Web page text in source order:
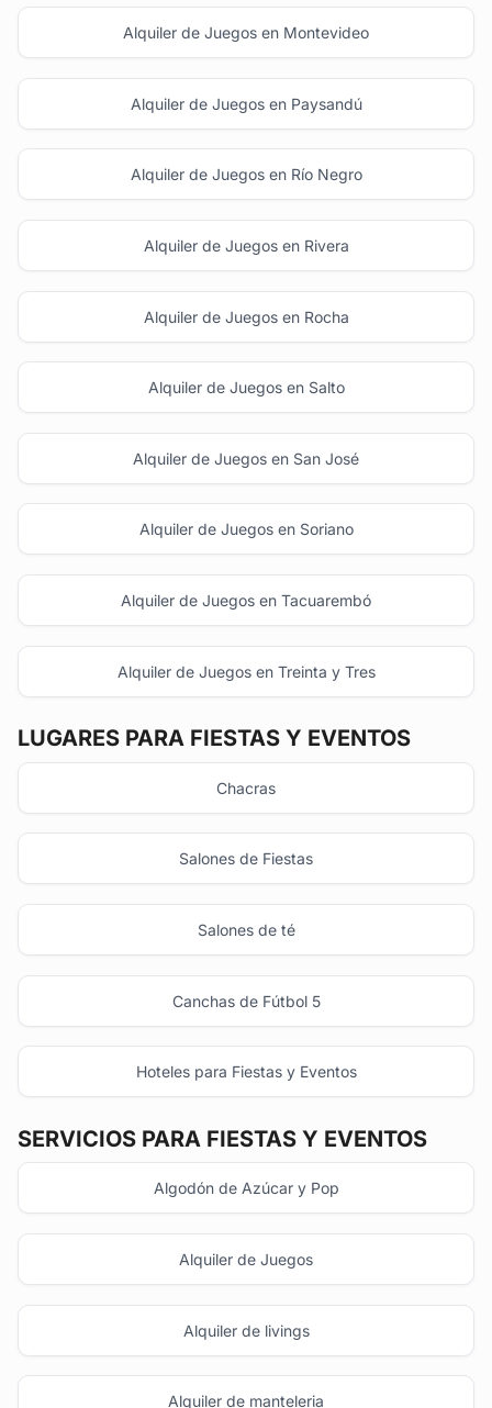
Alquiler de Juegos en Montevideo
Alquiler de Juegos en Paysandú
Alquiler de Juegos en Río Negro
Alquiler de Juegos en Rivera
Alquiler de Juegos en Rocha
Alquiler de Juegos en Salto
Alquiler de Juegos en San José
Alquiler de Juegos en Soriano
Alquiler de Juegos en Tacuarembó
Alquiler de Juegos en Treinta y Tres
LUGARES PARA FIESTAS Y EVENTOS
Chacras
Salones de Fiestas
Salones de té
Canchas de Fútbol 5
Hoteles para Fiestas y Eventos
SERVICIOS PARA FIESTAS Y EVENTOS
Algodón de Azúcar y Pop
Alquiler de Juegos
Alquiler de livings
Alquiler de manteleria